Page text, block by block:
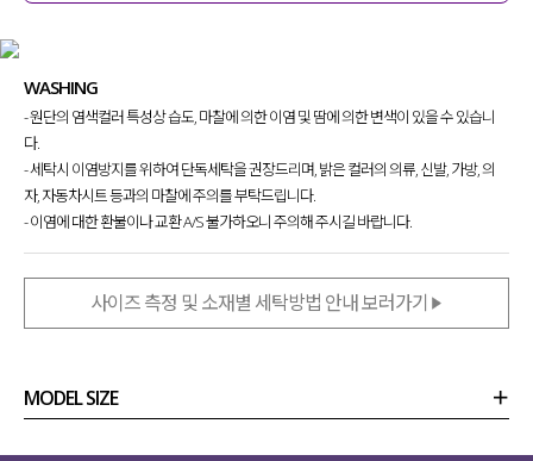
WASHING
- 원단의 염색컬러 특성상 습도, 마찰에 의한 이염 및 땀에 의한 변색이 있을 수 있습니
다.
- 세탁시 이염방지를 위하여 단독세탁을 권장드리며, 밝은 컬러의 의류, 신발, 가방, 의
자, 자동차시트 등과의 마찰에 주의를 부탁드립니다.
- 이염에 대한 환불이나 교환 A/S 불가하오니 주의해 주시길 바랍니다.
사이즈 측정 및 소재별 세탁방법 안내 보러가기
MODEL SIZE